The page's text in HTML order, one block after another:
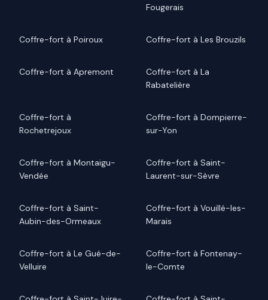
Fougerais
Coffre-fort à Poiroux Coffre-fort à Les Brouzils
Coffre-fort à Apremont
Coffre-fort à La
Rabatelière
Coffre-fort à
Rochetrejoux
Coffre-fort à Dompierre-
sur-Yon
Coffre-fort à Montaigu-
Vendée
Coffre-fort à Saint-
Laurent-sur-Sèvre
Coffre-fort à Saint-
Aubin-des-Ormeaux
Coffre-fort à Vouillé-les-
Marais
Coffre-fort à Le Gué-de-
Velluire
Coffre-fort à Fontenay-
le-Comte